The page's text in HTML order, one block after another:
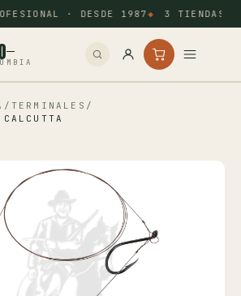
· DESDE 1987 3 TIENDAS:
/ TERMINALES /